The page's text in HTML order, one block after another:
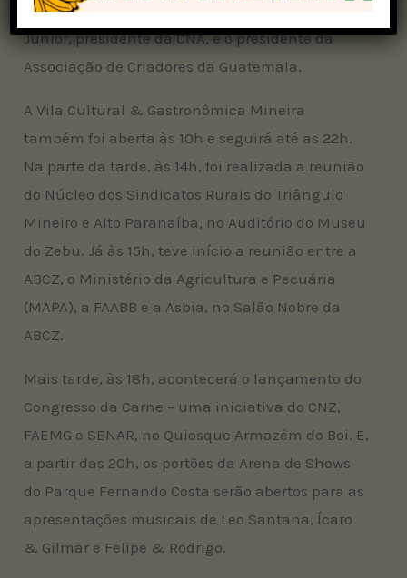
agropecuárias, como João Martins da Silva
Júnior, presidente da CNA, e o presidente da
Associação de Criadores da Guatemala.
A Vila Cultural & Gastronômica Mineira
também foi aberta às 10h e seguirá até as 22h.
Na parte da tarde, às 14h, foi realizada a reunião
do Núcleo dos Sindicatos Rurais do Triângulo
Mineiro e Alto Paranaíba, no Auditório do Museu
do Zebu. Já às 15h, teve início a reunião entre a
ABCZ, o Ministério da Agricultura e Pecuária
(MAPA), a FAABB e a Asbia, no Salão Nobre da
ABCZ.
Mais tarde, às 18h, acontecerá o lançamento do
Congresso da Carne – uma iniciativa do CNZ,
FAEMG e SENAR, no Quiosque Armazém do Boi. E,
a partir das 20h, os portões da Arena de Shows
do Parque Fernando Costa serão abertos para as
apresentações musicais de Leo Santana, Ícaro
& Gilmar e Felipe & Rodrigo.